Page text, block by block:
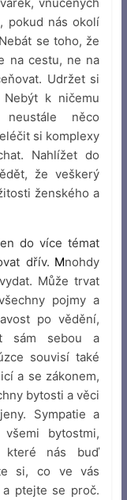
pokud nás okolí
se toho, že
na cestu, ne na
Udržet si
k ničemu
něco
si komplexy
Nahlížet do
že veškerý
ženského a
do více témat
dřív. Mnohdy
Může trvat
pojmy a
po vědění,
sám sebou a
souvisí také
a se zákonem,
bytosti a věci
Sympatie a
bytostmi,
které nás buď
si, co ve vás
ptejte se proč.